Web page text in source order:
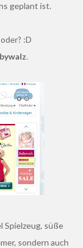
geplant ist.
:D
.
sondern auch